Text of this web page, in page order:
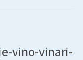
vino-vinari-